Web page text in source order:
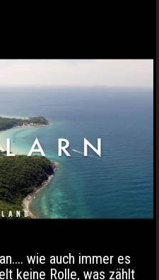
wie auch immer es
keine Rolle, was zählt